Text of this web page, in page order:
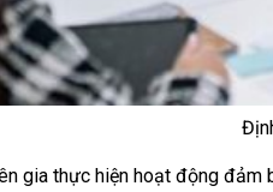
gia thực hiện hoạt động